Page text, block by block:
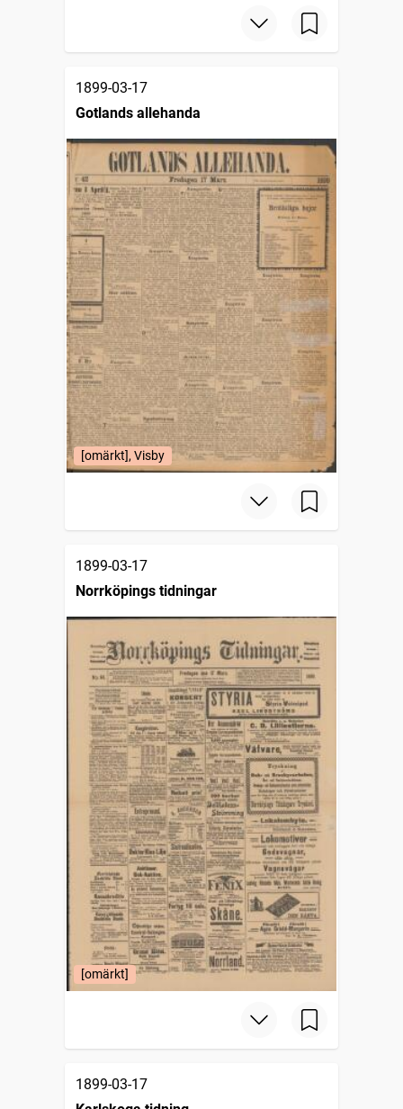
1899-03-17
Gotlands allehanda
[omärkt], Visby
1899-03-17
Norrköpings tidningar
[omärkt]
1899-03-17